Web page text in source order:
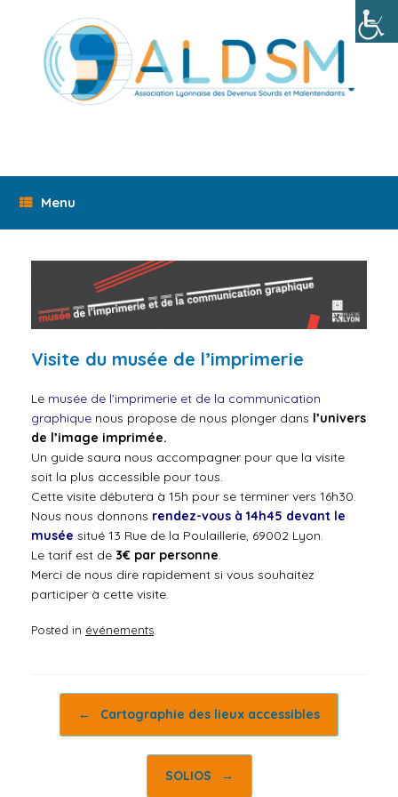
Menu
Visite du musée de l’imprimerie
Le musée de l’imprimerie et de la communication
graphique nous propose de nous plonger dans l’univers
de l’image imprimée.
Un guide saura nous accompagner pour que la visite
soit la plus accessible pour tous.
Cette visite débutera à 15h pour se terminer vers 16h30.
Nous nous donnons rendez-vous à 14h45 devant le
musée situé 13 Rue de la Poulaillerie, 69002 Lyon.
Le tarif est de 3€ par personne.
Merci de nous dire rapidement si vous souhaitez
participer à cette visite.
Posted in événements
Post navigation
← Cartographie des lieux accessibles
SOLIOS →